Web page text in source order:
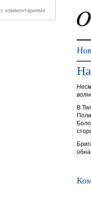
В
с комментариями